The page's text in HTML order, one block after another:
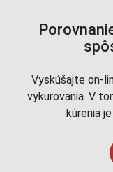
Vyskúšajte on-
vykurovania. V
kúrenia